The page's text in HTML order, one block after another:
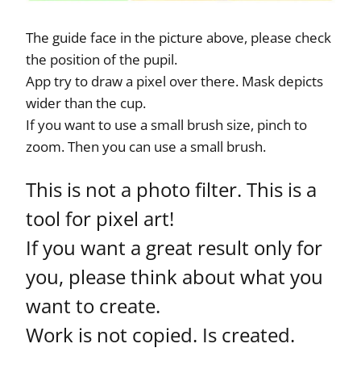
The guide face in the picture above, please check
the position of the pupil.
App try to draw a pixel over there. Mask depicts
wider than the cup.
If you want to use a small brush size, pinch to
zoom. Then you can use a small brush.
This is not a photo filter. This is a
tool for pixel art!
If you want a great result only for
you, please think about what you
want to create.
Work is not copied. Is created.